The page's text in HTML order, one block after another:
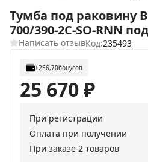
Тумба под раковину
700/390-2C-SO-RNN
Написать отзывКод:235493
+256,70бонусов
25 670₽
При регистрации
Оплата при получении
При заказе 2 товаров